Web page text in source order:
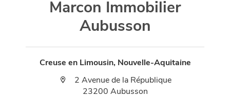
Marcon Immobilier
Aubusson
Creuse en Limousin, Nouvelle-Aquitaine
2 Avenue de la République
23200 Aubusson